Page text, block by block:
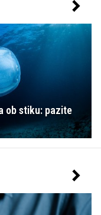
ob stiku: pazite